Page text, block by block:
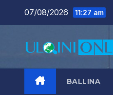
07/08/2026 11:27 am
BALLINA